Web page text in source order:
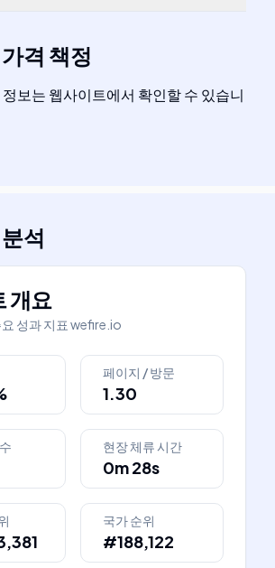
가격 책정
보는 웹사이트에서 확인할 수 있습니
분석
개요
성과 지표 wefire.io
페이지 / 방문
1.30
현장 체류 시간
0m 28s
국가 순위
#188,122